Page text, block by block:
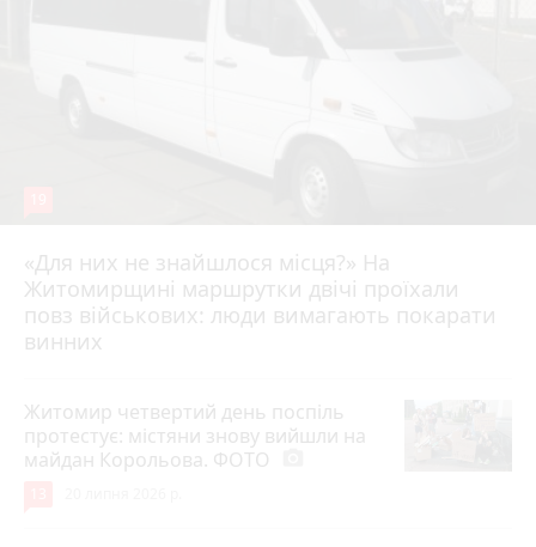
«Для них не знайшлося місця?» На
Житомирщині маршрутки двічі проїхали
повз військових: люди вимагають покарати
винних
17 липня 2026 р.
Житомир четвертий день поспіль
протестує: містяни знову вийшли на
майдан Корольова. ФОТО